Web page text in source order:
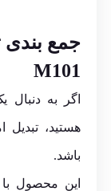
M101
اگر به دنبال
باشد.
این محصول